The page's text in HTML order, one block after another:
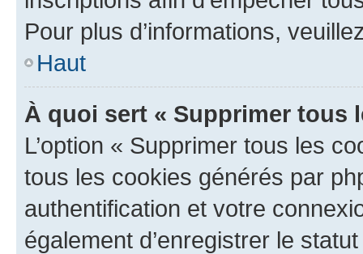
Pour plus d’informations,
Haut
À quoi sert « Supprimer tous
L’option « Supprimer tous les
tous les cookies générés par
authentification et votre
également d’enregistrer le